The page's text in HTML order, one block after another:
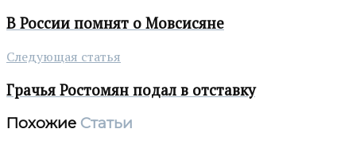
В России помнят о Мовсисяне
Следующая статья
Грачья Ростомян подал в отставку
Похожие Статьи